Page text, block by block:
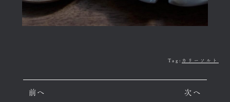
Tag: カリーソルト
前へ 次へ